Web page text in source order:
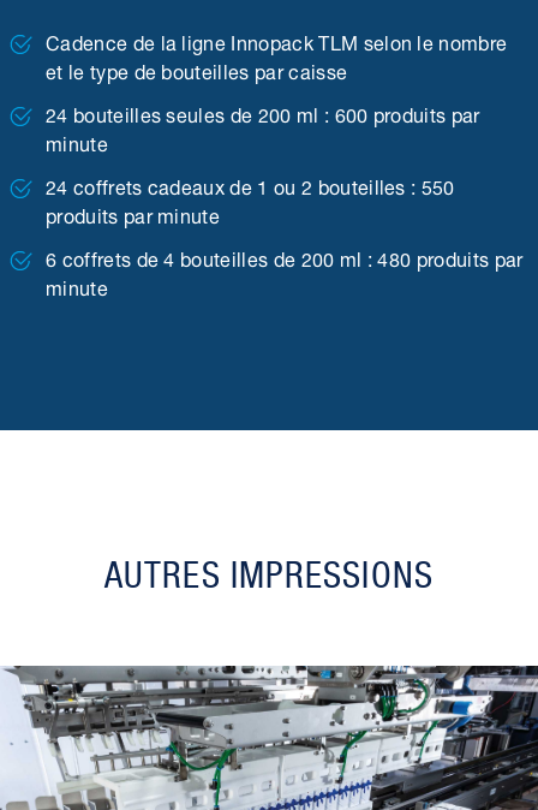
Cadence de la ligne Innopack TLM selon le nombre
et le type de bouteilles par caisse
24 bouteilles seules de 200 ml : 600 produits par
minute
24 coffrets cadeaux de 1 ou 2 bouteilles : 550
produits par minute
6 coffrets de 4 bouteilles de 200 ml : 480 produits par
minute
AUTRES IMPRESSIONS